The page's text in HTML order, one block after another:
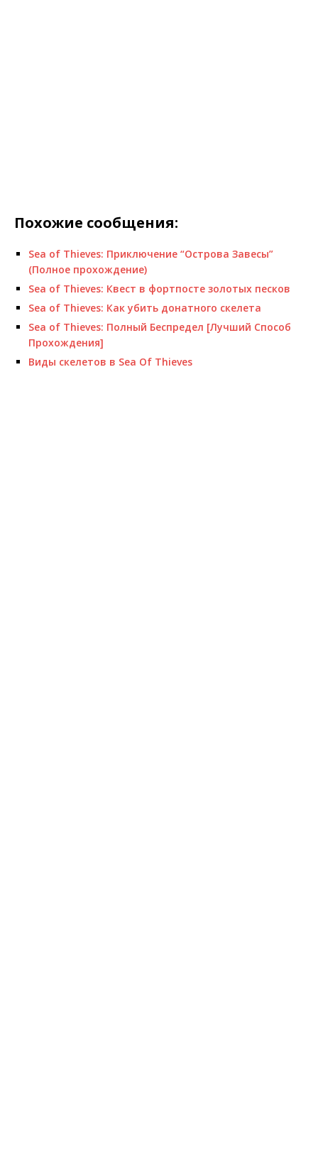
Похожие сообщения:
Sea of Thieves: Приключение “Острова Завесы”
(Полное прохождение)
Sea of Thieves: Квест в фортпосте золотых песков
Sea of Thieves: Как убить донатного скелета
Sea of Thieves: Полный Беспредел [Лучший Способ
Прохождения]
Виды скелетов в Sea Of Thieves